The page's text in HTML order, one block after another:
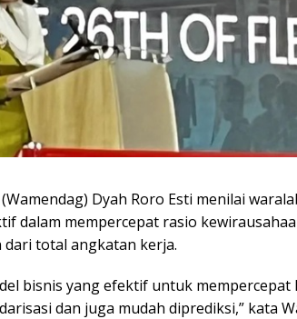
Dyah Roro Esti menilai
dalam mempercepat rasio
dari total angkatan kerja.
bisnis yang efektif untuk
dan juga mudah diprediksi,” kata